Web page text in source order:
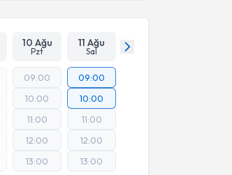
10 Ağu
Pzt
11 Ağu
Sal
09:00
10:00
11:00
12:00
13:00
09:00
10:00
11:00
12:00
13:00